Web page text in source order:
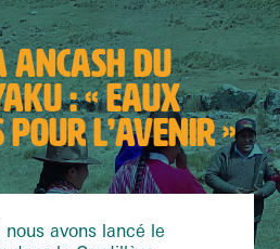
ANCASH DU
: « EAUX
POUR L’AVENIR »
avons lancé le